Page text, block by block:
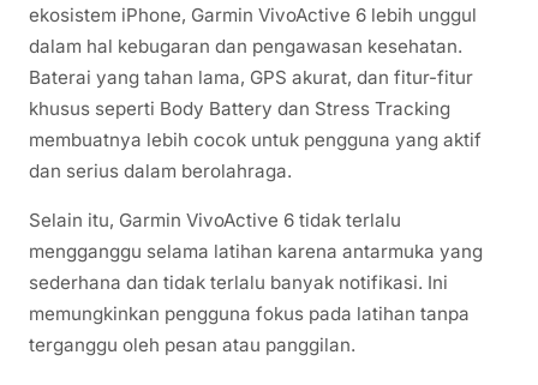
ekosistem iPhone, Garmin VivoActive 6 lebih unggul
dalam hal kebugaran dan pengawasan kesehatan.
Baterai yang tahan lama, GPS akurat, dan fitur-fitur
khusus seperti Body Battery dan Stress Tracking
membuatnya lebih cocok untuk pengguna yang aktif
dan serius dalam berolahraga.
Selain itu, Garmin VivoActive 6 tidak terlalu
mengganggu selama latihan karena antarmuka yang
sederhana dan tidak terlalu banyak notifikasi. Ini
memungkinkan pengguna fokus pada latihan tanpa
terganggu oleh pesan atau panggilan.